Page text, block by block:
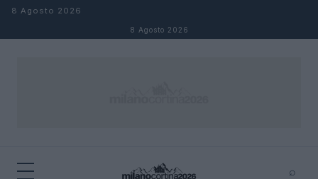
Salta al contenuto
8 Agosto 2026
8 Agosto 2026
⌕